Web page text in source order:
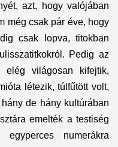
azt, hogy valójában
még csak pár éve, hogy
csak lopva, titokban
Pedig az
elég világosan kifejtik,
létezik, túlfűtött volt,
de hány kultúrában
emelték a testiség
numerákra